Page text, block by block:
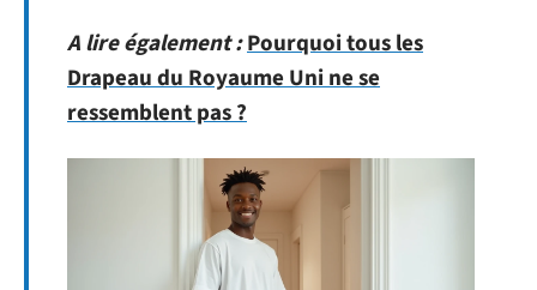
A lire également :Pourquoi tous les
Drapeau du Royaume Uni ne se
ressemblent pas ?